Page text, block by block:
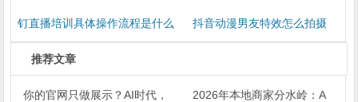
钉直播培训具体操作流程是什么 抖音动漫男友特效怎么拍摄
推荐文章
你的官网只做展示？AI时代， 2026年本地商家分水岭：A